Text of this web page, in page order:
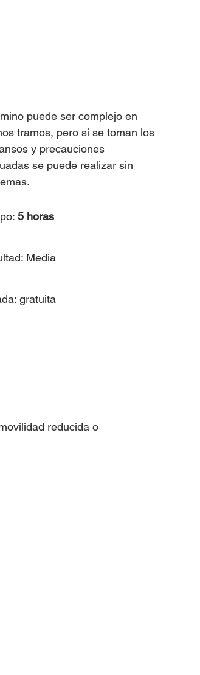
puede ser complejo en
tramos, pero si se toman los
y precauciones
se puede realizar sin
5 horas
Media
gratuita
reducida o